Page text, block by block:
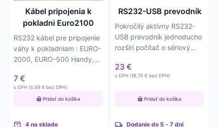
Kábel pripojenia k
pokladni Euro2100
RS232 kábel pre pripojenie
váhy k pokladniam : EURO-
2000, EURO-500 Handy,
7 €
s DPH (5,69 € bez DPH)
Pridať do košíka
4 na sklade
RS232-USB prevodník
Pokročilý aktívny RS232-
USB prevodník jednoducho
rozšíri počítač o sériový
23 €
s DPH (18,70 € bez DPH)
Pridať do košíka
Dodanie do 5 - 7 dní